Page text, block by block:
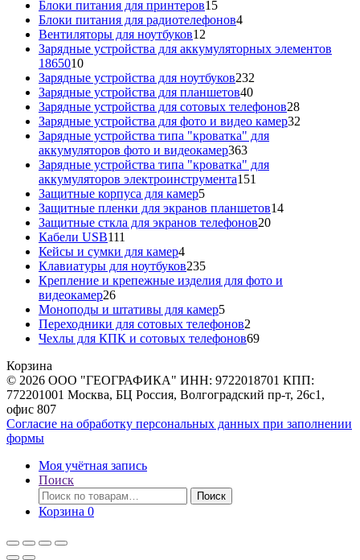
Блоки питания для принтеров1515
товаров
Блоки питания для радиотелефонов44
Вентиляторы для ноутбуков12
товаров
Зарядные устройства для аккумуляторных элементов
186501010
товаров
Зарядные устройства для ноутбуков232
Зарядные устройства для планшетов4040
товаров
Зарядные устройства для сотовых телефонов2828
товаров
Зарядные устройства для фото и видео камер32
Зарядные устройства типа "кроватка" для
аккумуляторов фото и видеокамер363363
товара
Зарядные устройства типа "кроватка" для
аккумуляторов электроинструмента151
Защитные корпуса для камер55
товаров
Защитные пленки для экранов планшетов1414
Защитные сткла для экранов телефонов2020
Кабели USB111
товаров
Кейсы и сумки для камер44
товара
Клавиатуры для ноутбуков235235
товаров
Крепление и крепежные изделия для фото и
видеокамер2626
товаров
Моноподы и штативы для камер55
товаров
Переходники для сотовых телефонов2
товара
Чехлы для КПК и сотовых телефонов6969
Корзина
© 2026 ООО "ГЕОГРАФИКА" ИНН: 9722018701 КПП:
772201001 Москва, БЦ Россия, Волгоградский пр-т, 26с1,
офис 807
Согласие на обработку персональных данных при заполнении
формы
Моя учётная запись
Поиск
Искать:
Поиск
Корзина 0